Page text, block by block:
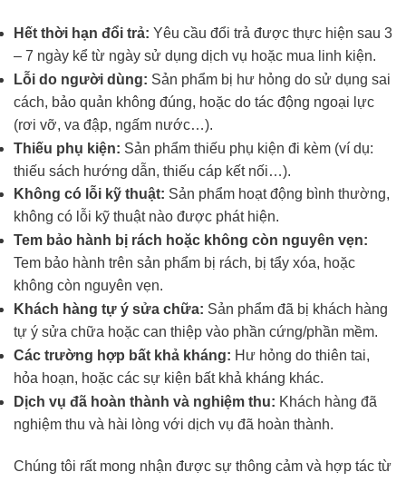
Hết thời hạn đổi trả: Yêu cầu đổi trả được thực hiện sau 3
– 7 ngày kể từ ngày sử dụng dịch vụ hoặc mua linh kiện.
Lỗi do người dùng: Sản phẩm bị hư hỏng do sử dụng sai
cách, bảo quản không đúng, hoặc do tác động ngoại lực
(rơi vỡ, va đập, ngấm nước…).
Thiếu phụ kiện: Sản phẩm thiếu phụ kiện đi kèm (ví dụ:
thiếu sách hướng dẫn, thiếu cáp kết nối…).
Không có lỗi kỹ thuật: Sản phẩm hoạt động bình thường,
không có lỗi kỹ thuật nào được phát hiện.
Tem bảo hành bị rách hoặc không còn nguyên vẹn:
Tem bảo hành trên sản phẩm bị rách, bị tẩy xóa, hoặc
không còn nguyên vẹn.
Khách hàng tự ý sửa chữa: Sản phẩm đã bị khách hàng
tự ý sửa chữa hoặc can thiệp vào phần cứng/phần mềm.
Các trường hợp bất khả kháng: Hư hỏng do thiên tai,
hỏa hoạn, hoặc các sự kiện bất khả kháng khác.
Dịch vụ đã hoàn thành và nghiệm thu: Khách hàng đã
nghiệm thu và hài lòng với dịch vụ đã hoàn thành.
Chúng tôi rất mong nhận được sự thông cảm và hợp tác từ